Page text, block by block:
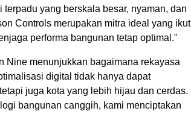
yang berskala besar, nyaman, dan
Controls merupakan mitra ideal yang ikut
performa bangunan tetap optimal."
Nine menunjukkan bagaimana rekayasa
digital tidak hanya dapat
juga kota yang lebih hijau dan cerdas.
bangunan canggih, kami menciptakan